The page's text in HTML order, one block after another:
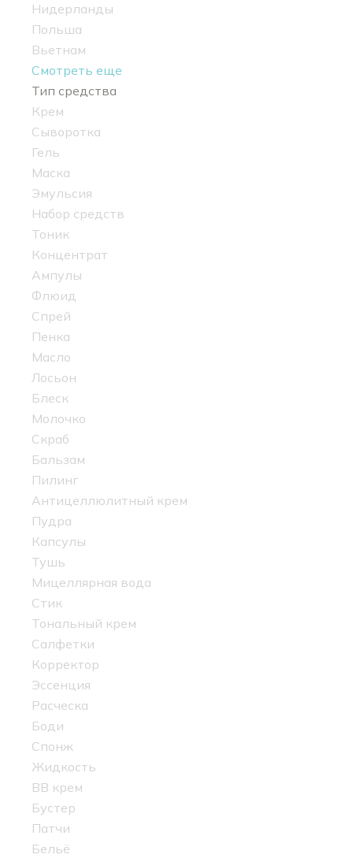
Нидерланды
Польша
Вьетнам
Смотреть еще
Тип средства
Крем
Сыворотка
Гель
Маска
Эмульсия
Набор средств
Тоник
Концентрат
Ампулы
Флюид
Спрей
Пенка
Масло
Лосьон
Блеск
Молочко
Скраб
Бальзам
Пилинг
Антицеллюлитный крем
Пудра
Капсулы
Тушь
Мицеллярная вода
Стик
Тональный крем
Салфетки
Корректор
Эссенция
Расческа
Боди
Спонж
Жидкость
BB крем
Бустер
Патчи
Бельё